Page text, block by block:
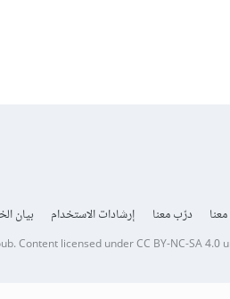
درّب معنا إرشادات الاستخدام بيان
.Content licensed underCC BY-NC-SA 4.0